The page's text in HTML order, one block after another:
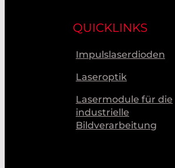
QUICKLINKS
Impulslaserdioden
Laseroptik
Lasermodule für die
industrielle
Bildverarbeitung